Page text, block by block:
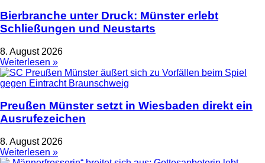
Bierbranche unter Druck: Münster erlebt
Schließungen und Neustarts
8. August 2026
Weiterlesen »
Preußen Münster setzt in Wiesbaden direkt ein
Ausrufezeichen
8. August 2026
Weiterlesen »